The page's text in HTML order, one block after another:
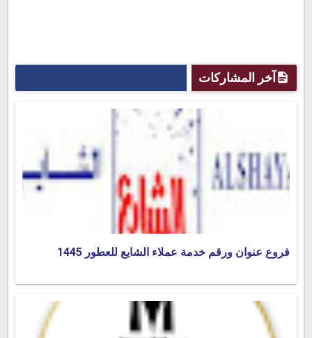
آخر المشاركات
فروع عنوان ورقم خدمة عملاء الشايع للعطور 1445